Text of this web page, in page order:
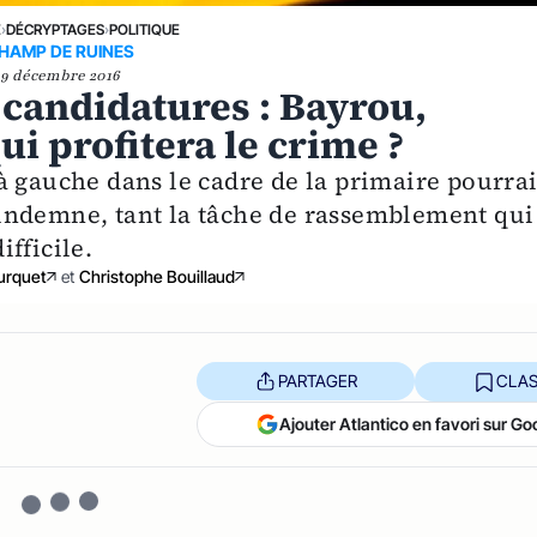
›DÉCRYPTAGES›POLITIQUE
DE RUINES
9 décembre 2016
: Bayrou,
profitera le crime ?
dans le cadre de la primaire
tant la tâche de rassemblement qui
et Christophe Bouillaud
PARTAGER
Ajouter Atlantico en favori sur